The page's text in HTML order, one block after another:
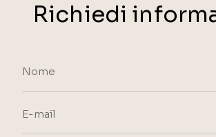
Richiedi